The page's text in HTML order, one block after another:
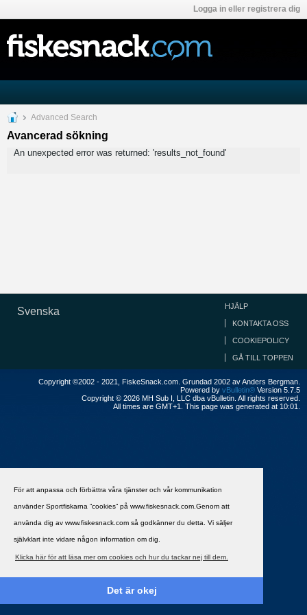
För att anpassa och förbättra våra tjänster och vår kommunikation
använder Sportfiskarna ”cookies” på www.fiskesnack.com.Genom att
använda dig av www.fiskesnack.com så godkänner du detta. Vi säljer
självklart inte vidare någon information om dig.
Klicka här för att läsa mer om cookies och hur du tackar nej till dem.
Det är okej
Logga in eller registrera dig
Advanced Search
Avancerad sökning
An unexpected error was returned: 'results_not_found'
Svenska HJÄLP
KONTAKTA OSS
COOKIEPOLICY
GÅ TILL TOPPEN
Copyright ©2002 - 2021, FiskeSnack.com. Grundad 2002 av Anders Bergman.
Powered by vBulletin® Version 5.7.5
Copyright © 2026 MH Sub I, LLC dba vBulletin. All rights reserved.
All times are GMT+1. This page was generated at 10:01.